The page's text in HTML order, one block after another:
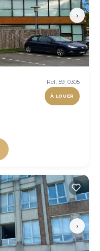
›
Réf. 59_0305
À LOUER
›